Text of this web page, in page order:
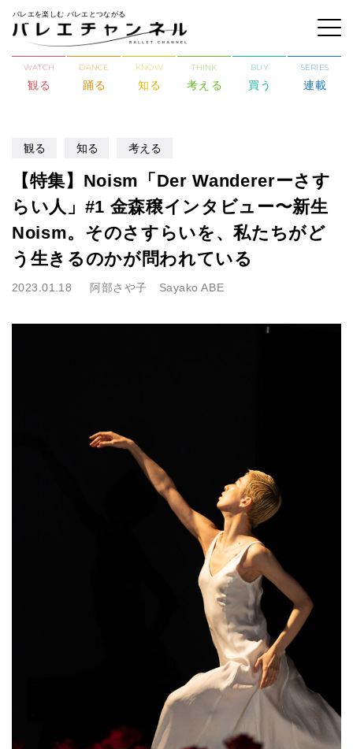
バレエを楽しむ バレエとつながる
WATCH
観る
DANCE
踊る
KNOW
知る
THINK
考える
BUY
買う
SERIES
連載
観る 知る 考える
【特集】Noism「Der Wandererーさす
らい人」#1 金森穣インタビュー〜新生
Noism。そのさすらいを、私たちがど
う生きるのかが問われている
2023.01.18 阿部さや子 Sayako ABE